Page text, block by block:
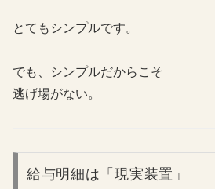
とてもシンプルです。
でも、シンプルだからこそ
逃げ場がない。
給与明細は「現実装置」